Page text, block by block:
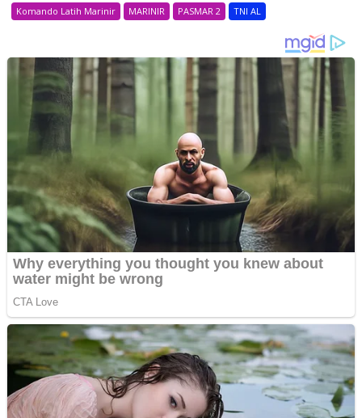
Komando Latih Marinir MARINIR PASMAR 2 TNI AL